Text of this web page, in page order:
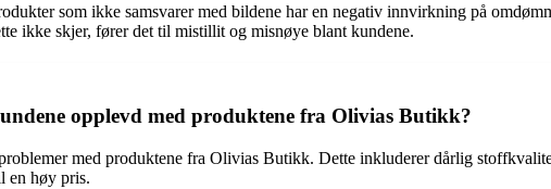
som ikke samsvarer med bildene har en negativ innvirkning på
ikke skjer, fører det til mistillit og misnøye blant kundene.
opplevd med produktene fra Olivias Butikk?
med produktene fra Olivias Butikk. Dette inkluderer dårlig
en høy pris.